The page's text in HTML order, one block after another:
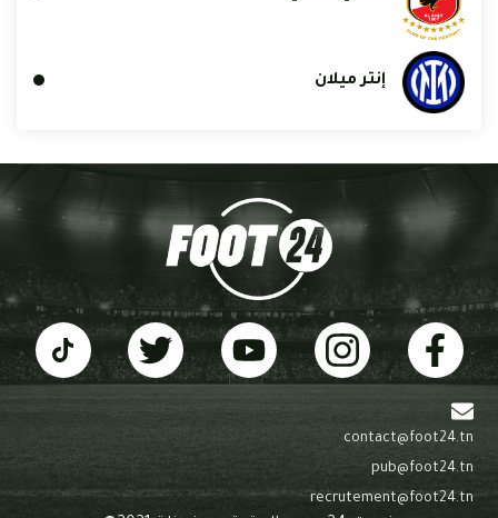
إنتر ميلان
contact@foot24.tn
pub@foot24.tn
recrutement@foot24.tn